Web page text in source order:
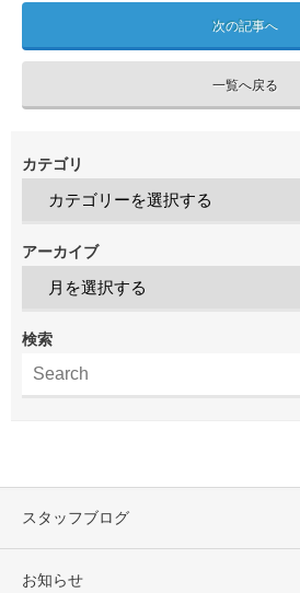
次の記事へ
一覧へ戻る
カテゴリ
アーカイブ
検索
スタッフブログ
お知らせ